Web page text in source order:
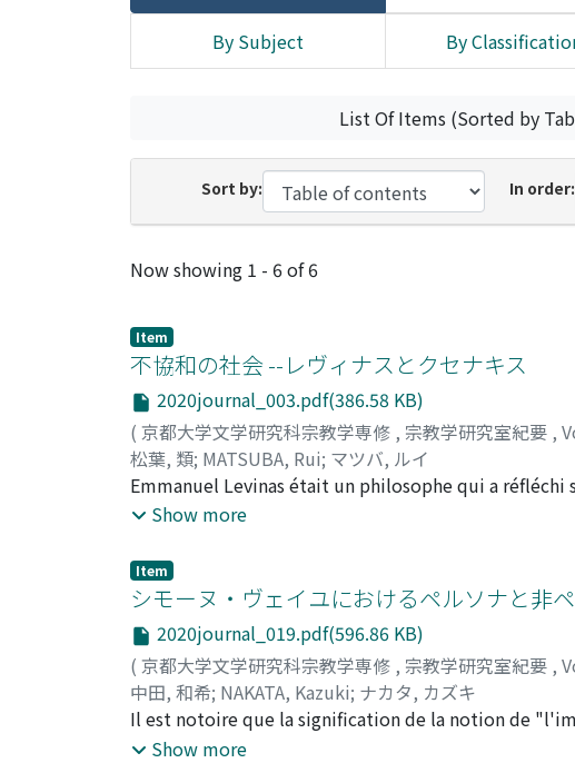
By Subject By
List Of Items (Sorted by
Sort by: In order:
Recent Submissions
Now showing 1 - 6 of 6
Item
不協和の社会 --レヴィナスとクセナキス
2020journal_003.pdf(386.58 KB)
( 京都大学文学研究科宗教学専修 , 宗教学研究室紀要 ,
松葉, 類; MATSUBA, Rui; マツバ, ルイ
Emmanuel Levinas était un philosophe qui a réfléchi
Selon lui, l'éthique commence dans l'appel de
moment éthique. Elle est toujours une masse
une nouvelle musique inspirée par une expérience
dans une manifestation contre les nazis à Athènes
mouvement politique en 1968, sa manière
Autrement qu'être ou au-delà de l'essence (1974),
Néanmoins, il a su apprécier le sens de l'utilisation
sur le concept de « dissonance ».
Show more
Item
シモーヌ・ヴェイユにおけるペルソナと非
2020journal_019.pdf(596.86 KB)
( 京都大学文学研究科宗教学専修 , 宗教学研究室紀要 ,
中田, 和希; NAKATA, Kazuki; ナカタ, カズキ
Il est notoire que la signification de la notion de
notamment dans l'ouvrage connu sous le titre de «
Show more